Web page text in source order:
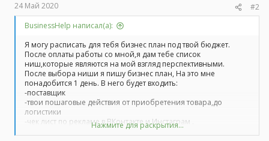
24 Май 2020
#2
BusinessHelp написал(а):
Я могу расписать для тебя бизнес план под твой бюджет.
После оплаты работы со мной,я дам тебе список
ниш,которые являются на мой взгляд перспективными.
После выбора ниши я пишу бизнес план, На это мне
понадобится 1 день. В него будет входить:
-поставщик
-твои пошаговые действия от приобретения товара,до
логистики
-чек лист по рекламе в ВКонтакте и Инстаграм .
-два видео по настройке инстаграм рекламы.
Нажмите для раскрытия...